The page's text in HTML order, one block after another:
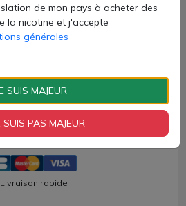
pour la cartouche DTL
6,40 €
À MON PANIER
Livraison rapide
de mon pays à acheter des
la nicotine et j'accepte
générales
SUIS MAJEUR
SUIS PAS MAJEUR